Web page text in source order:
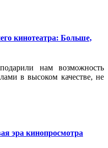
кинотеатра: Больше,
нам возможность
в высоком качестве, не
эра кинопросмотра